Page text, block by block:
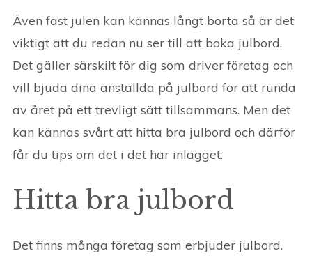
Även fast julen kan kännas långt borta så är det
viktigt att du redan nu ser till att boka julbord.
Det gäller särskilt för dig som driver företag och
vill bjuda dina anställda på julbord för att runda
av året på ett trevligt sätt tillsammans. Men det
kan kännas svårt att hitta bra julbord och därför
får du tips om det i det här inlägget.
Hitta bra julbord
Det finns många företag som erbjuder julbord.